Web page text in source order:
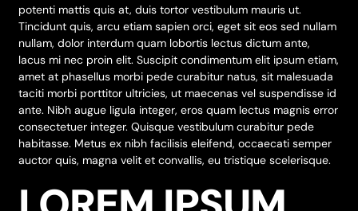
potenti mattis quis at, duis tortor vestibulum mauris ut.
Tincidunt quis, arcu etiam sapien orci, eget sit eos sed nullam
nullam, dolor interdum quam lobortis lectus dictum ante,
lacus mi nec proin elit. Suscipit condimentum elit ipsum etiam,
amet at phasellus morbi pede curabitur natus, sit malesuada
taciti morbi porttitor ultricies, ut maecenas vel suspendisse id
ante. Nibh augue ligula integer, eros quam lectus magnis error
consectetuer integer. Quisque vestibulum curabitur pede
habitasse. Metus ex nibh facilisis eleifend, occaecati semper
auctor quis, magna velit et convallis, eu tristique scelerisque.